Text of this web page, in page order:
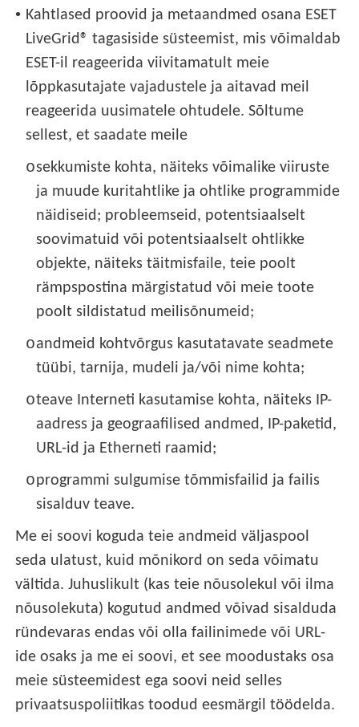
• Kahtlased proovid ja metaandmed osana ESET
LiveGrid® tagasiside süsteemist, mis võimaldab
ESET-il reageerida viivitamatult meie
lõppkasutajate vajadustele ja aitavad meil
reageerida uusimatele ohtudele. Sõltume
sellest, et saadate meile
osekkumiste kohta, näiteks võimalike viiruste
ja muude kuritahtlike ja ohtlike programmide
näidiseid; probleemseid, potentsiaalselt
soovimatuid või potentsiaalselt ohtlikke
objekte, näiteks täitmisfaile, teie poolt
rämpspostina märgistatud või meie toote
poolt sildistatud meilisõnumeid;
oandmeid kohtvõrgus kasutatavate seadmete
tüübi, tarnija, mudeli ja/või nime kohta;
oteave Interneti kasutamise kohta, näiteks IP-
aadress ja geograafilised andmed, IP-paketid,
URL-id ja Etherneti raamid;
oprogrammi sulgumise tõmmisfailid ja failis
sisalduv teave.
Me ei soovi koguda teie andmeid väljaspool
seda ulatust, kuid mõnikord on seda võimatu
vältida. Juhuslikult (kas teie nõusolekul või ilma
nõusolekuta) kogutud andmed võivad sisalduda
ründevaras endas või olla failinimede või URL-
ide osaks ja me ei soovi, et see moodustaks osa
meie süsteemidest ega soovi neid selles
privaatsuspoliitikas toodud eesmärgil töödelda.